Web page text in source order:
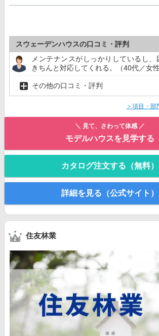
スウェーデンハウスの口コミ・評判
メンテナンスがしっかりしているし、
きちんと対応してくれる。（40代／女性
その他の口コミ・評判
＞項目・部
＼ 見て、さわって体感 ／
モデルハウスを見学する
カタログ注文する（無料）
詳細を見る（公式サイト）
住友林業